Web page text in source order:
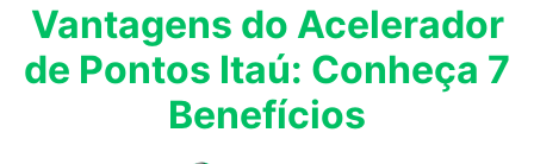
Vantagens do Acelerador
de Pontos Itaú: Conheça 7
Benefícios